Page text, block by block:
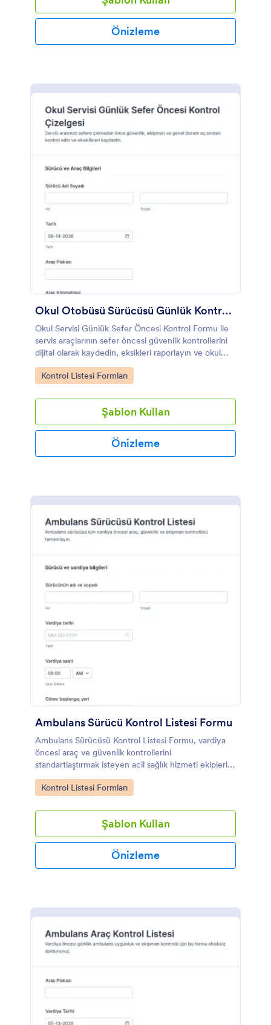
Önizleme
Okul Otobüsü Sürücüsü Günlük Kontrol Formu
Okul Servisi Günlük Sefer Öncesi Kontrol Formu ile
servis araçlarının sefer öncesi güvenlik kontrollerini
dijital olarak kaydedin, eksikleri raporlayın ve okul
yönetimi ile filo ekipleri için düzenli veri toplama
sağlayın.
Go to Category:
Kontrol Listesi Formları
Şablon Kullan
Önizleme
Ambulans Sürücü Kontrol Listesi Formu
Ambulans Sürücüsü Kontrol Listesi Formu, vardiya
öncesi araç ve güvenlik kontrollerini
standartlaştırmak isteyen acil sağlık hizmeti ekipleri
ve filo yöneticileri için hızlı veri toplama ve takip
sağlar.
Go to Category:
Kontrol Listesi Formları
Şablon Kullan
Önizleme